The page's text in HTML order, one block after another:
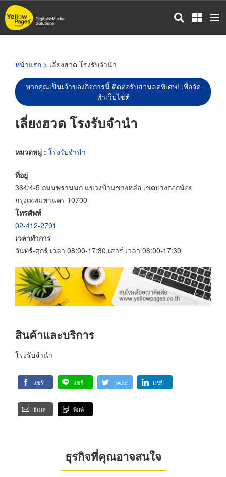
ข้าม
ไป
หน้าแรก > เลี่ยงฮวด โรงรับจำนำ
หากคุณเป็นเจ้าของกิจการนี้ ติดต่อรับส่วนลดพิเศษ! เพื่อจัด
ทำเว็บไซต์
เลี่ยงฮวด โรงรับจำนำ
หมวดหมู่ : โรงรับจำนำ
ที่อยู่
364/4-5 ถนนพรานนก แขวงบ้านช่างหล่อ เขตบางกอกน้อย
กรุงเทพมหานคร 10700
โทรศัพท์
02-412-2791
เวลาทำการ
จันทร์-ศุกร์ เวลา 08:00-17:30,เสาร์ เวลา 08:00-17:30
สินค้าและบริการ
โรงรับจำนำ
แชร์ แชร์ Tweet แชร์
อีเมล พิมพ์
ธุรกิจที่คุณอาจสนใจ